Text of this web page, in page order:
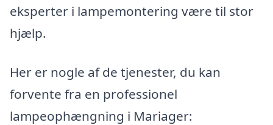
eksperter i lampemontering være til stor
hjælp.
Her er nogle af de tjenester, du kan
forvente fra en professionel
lampeophængning i Mariager: